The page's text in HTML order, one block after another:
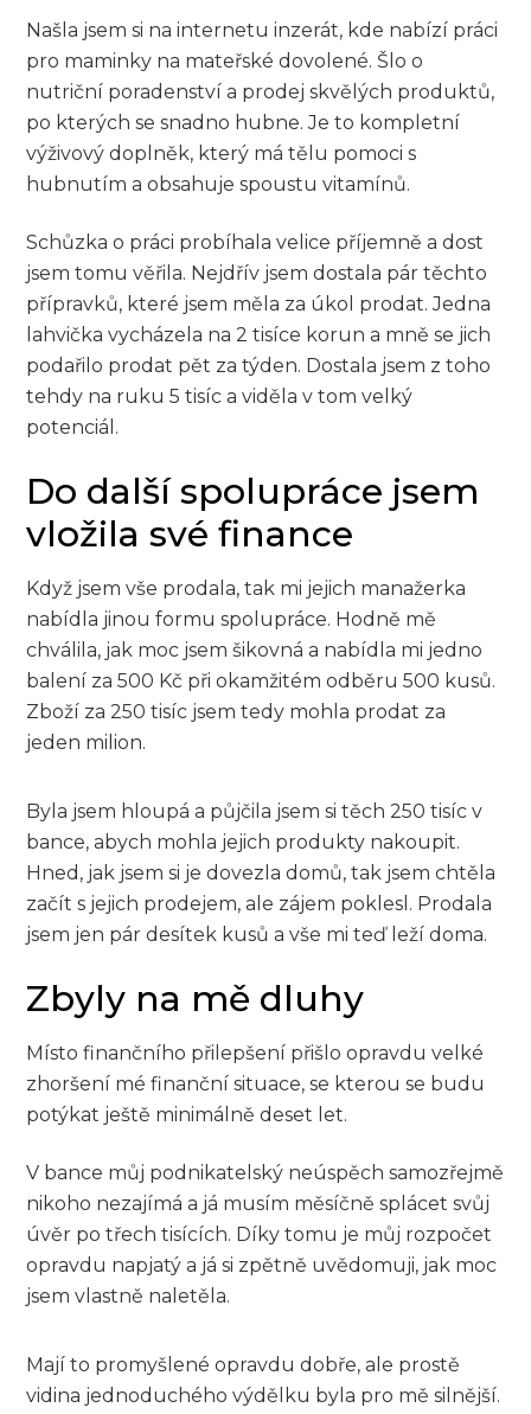
Našla jsem si na internetu inzerát, kde nabízí práci
pro maminky na mateřské dovolené. Šlo o
nutriční poradenství a prodej skvělých produktů,
po kterých se snadno hubne. Je to kompletní
výživový doplněk, který má tělu pomoci s
hubnutím a obsahuje spoustu vitamínů.
Schůzka o práci probíhala velice příjemně a dost
jsem tomu věřila. Nejdřív jsem dostala pár těchto
přípravků, které jsem měla za úkol prodat. Jedna
lahvička vycházela na 2 tisíce korun a mně se jich
podařilo prodat pět za týden. Dostala jsem z toho
tehdy na ruku 5 tisíc a viděla v tom velký
potenciál.
Do další spolupráce jsem
vložila své finance
Když jsem vše prodala, tak mi jejich manažerka
nabídla jinou formu spolupráce. Hodně mě
chválila, jak moc jsem šikovná a nabídla mi jedno
balení za 500 Kč při okamžitém odběru 500 kusů.
Zboží za 250 tisíc jsem tedy mohla prodat za
jeden milion.
Byla jsem hloupá a půjčila jsem si těch 250 tisíc v
bance, abych mohla jejich produkty nakoupit.
Hned, jak jsem si je dovezla domů, tak jsem chtěla
začít s jejich prodejem, ale zájem poklesl. Prodala
jsem jen pár desítek kusů a vše mi teď leží doma.
Zbyly na mě dluhy
Místo finančního přilepšení přišlo opravdu velké
zhoršení mé finanční situace, se kterou se budu
potýkat ještě minimálně deset let.
V bance můj podnikatelský neúspěch samozřejmě
nikoho nezajímá a já musím měsíčně splácet svůj
úvěr po třech tisících. Díky tomu je můj rozpočet
opravdu napjatý a já si zpětně uvědomuji, jak moc
jsem vlastně naletěla.
Mají to promyšlené opravdu dobře, ale prostě
vidina jednoduchého výdělku byla pro mě silnější.